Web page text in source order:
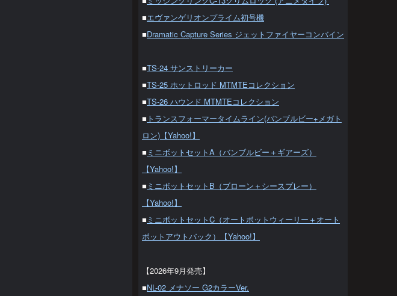
■エヴァンゲリオンプライム初号機
■Dramatic Capture Series ジェットファイヤーコンバイン
■TS-24 サンストリーカー
■TS-25 ホットロッド MTMTEコレクション
■TS-26 ハウンド MTMTEコレクション
■ トランスフォーマータイムライン(バンブルビー+メガト
ロン)【Yahoo!】
■ ミニボットセットA（バンブルビー＋ギアーズ）
【Yahoo!】
■ ミニボットセットB（ブローン＋シースプレー）
【Yahoo!】
■ ミニボットセットC（オートボットウィーリー＋オート
ボットアウトバック）【Yahoo!】
【2026年9月発売】
■NL-02 メナソー G2カラーVer.